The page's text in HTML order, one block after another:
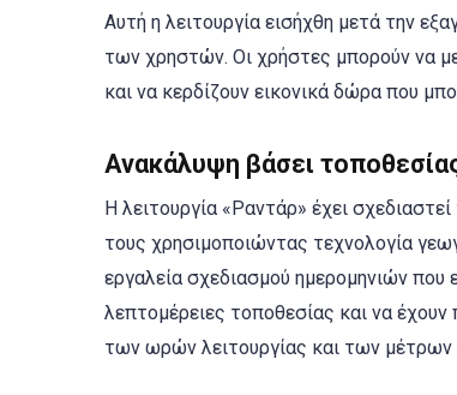
Αυτή η λειτουργία εισήχθη μετά την
των χρηστών. Οι χρήστες μπορούν να
και να κερδίζουν εικονικά δώρα που
Ανακάλυψη βάσει
Η λειτουργία «Ραντάρ» έχει
τους χρησιμοποιώντας τεχνολογία
εργαλεία σχεδιασμού ημερομηνιών
λεπτομέρειες τοποθεσίας και να
των ωρών λειτουργίας και των μέτρων